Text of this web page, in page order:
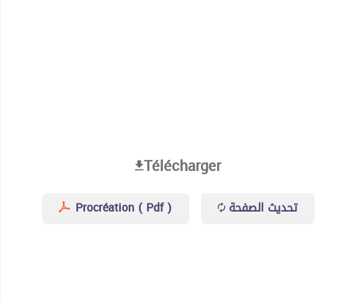
Télécharger
Procréation ( Pdf ) تحديث الصفحة